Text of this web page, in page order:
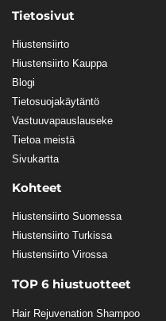
Tietosivut
Hiustensiirto
Hiustensiirto Kauppa
Blogi
Tietosuojakäytäntö
Vastuuvapauslauseke
Tietoa meistä
Sivukartta
Kohteet
Hiustensiirto Suomessa
Hiustensiirto Turkissa
Hiustensiirto Virossa
TOP 6 hiustuotteet
Hair Rejuvenation Shampoo